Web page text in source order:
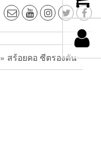
» สร้อยคอ ซีตรองตัน